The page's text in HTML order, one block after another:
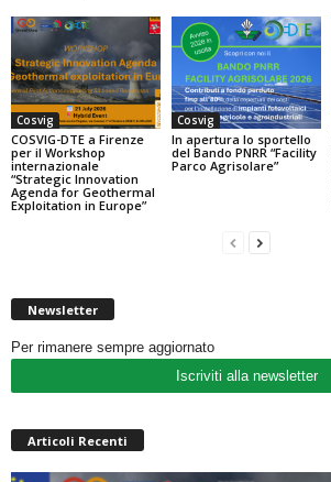
Cosvig
COSVIG-DTE a Firenze
per il Workshop
internazionale
“Strategic Innovation
Agenda for Geothermal
Exploitation in Europe”
Cosvig
In apertura lo sportello
del Bando PNRR “Facility
Parco Agrisolare”
Newsletter
Per rimanere sempre aggiornato
Iscriviti alla newsletter
Articoli Recenti